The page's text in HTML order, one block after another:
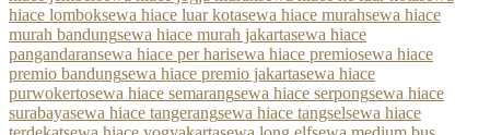
hiace lomboksewa hiace luar kotasewa hiace murahsewa hiace
murah bandungsewa hiace murah jakartasewa hiace
pangandaransewa hiace per harisewa hiace premiosewa hiace
premio bandungsewa hiace premio jakartasewa hiace
purwokertosewa hiace semarangsewa hiace serpongsewa hiace
surabayasewa hiace tangerangsewa hiace tangselsewa hiace